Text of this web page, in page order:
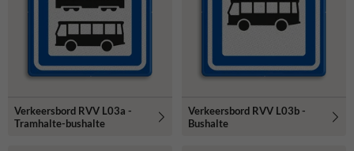
Verkeersbord RVV L03a -
Tramhalte-bushalte
Verkeersbord RVV L03b -
Bushalte